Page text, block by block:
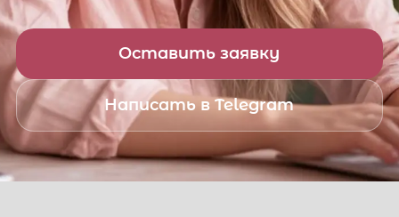
Оставить заявку
Написать в Telegram